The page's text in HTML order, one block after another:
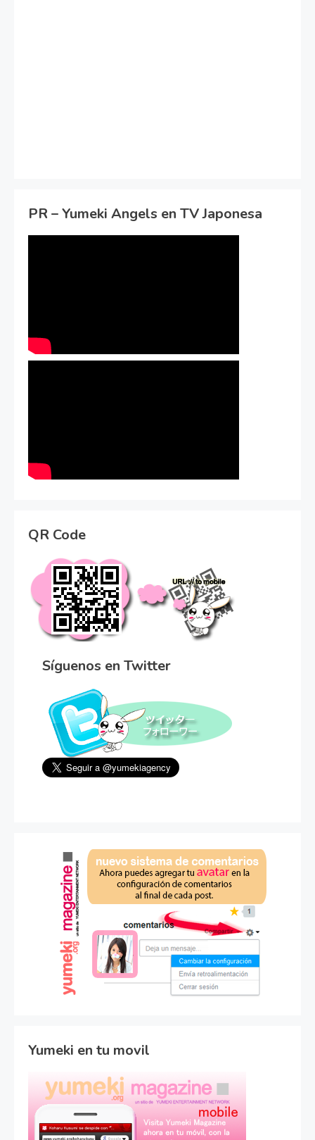
PR – Yumeki Angels en TV Japonesa
QR Code
Síguenos en Twitter
Yumeki en tu movil